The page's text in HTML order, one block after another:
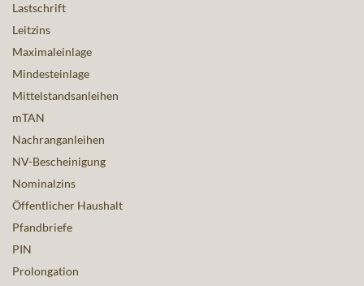
Lastschrift
Leitzins
Maximaleinlage
Mindesteinlage
Mittelstandsanleihen
mTAN
Nachranganleihen
NV-Bescheinigung
Nominalzins
Öffentlicher Haushalt
Pfandbriefe
PIN
Prolongation